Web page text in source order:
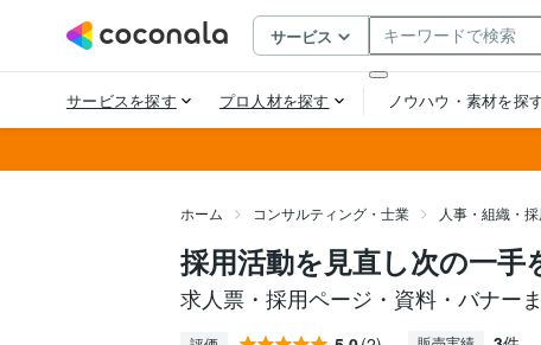
ホーム コンサルティング・士業 人事・組織・
採用活動を見直し次の一手
求人票・採用ページ・資料・バナー